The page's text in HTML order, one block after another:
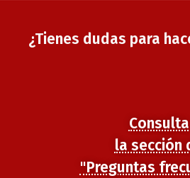
¿Tienes dudas para
Consulta
la sección
"Preguntas